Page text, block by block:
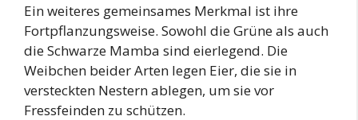
Ein weiteres gemeinsames Merkmal ist ihre
Fortpflanzungsweise. Sowohl die Grüne als auch
die Schwarze Mamba sind eierlegend. Die
Weibchen beider Arten legen Eier, die sie in
versteckten Nestern ablegen, um sie vor
Fressfeinden zu schützen.